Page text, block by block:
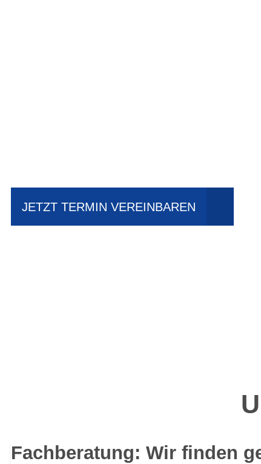
JETZT TERMIN VEREINBAREN
Fachberatung: Wir finden